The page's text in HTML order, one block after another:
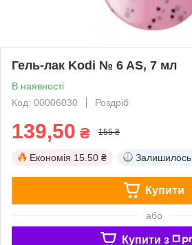
Гель-лак Kodi № 6 AS, 7 мл
В наявності
Код: 00006030
Роздріб
139,50 ₴ 155 ₴
Економія 15.50 ₴ Залишилось
Купити
або
Купити з